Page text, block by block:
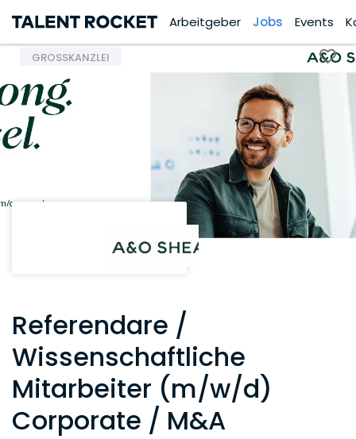
Arbeitgeber Jobs Events
GROSSKANZLEI
Referendare /
Wissenschaftliche
Mitarbeiter (m/w/d)
Corporate / M&A